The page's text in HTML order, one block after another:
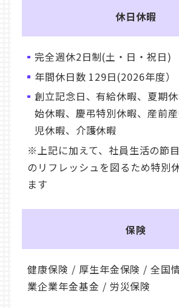
休日休暇
完全週休2日制(土・日・祝日)
年間休日数 129日(2026年度）
創立記念日、有給休暇、夏期
始休暇、慶弔特別休暇、産前
児休暇、介護休暇
※上記に加えて、社員生活の節
のリフレッシュを図るため特別
ます
保険
健康保険 / 厚生年金保険 / 全国
業企業年金基金 / 労災保険